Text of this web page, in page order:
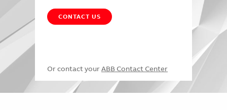
CONTACT US
Or contact your ABB Contact Center